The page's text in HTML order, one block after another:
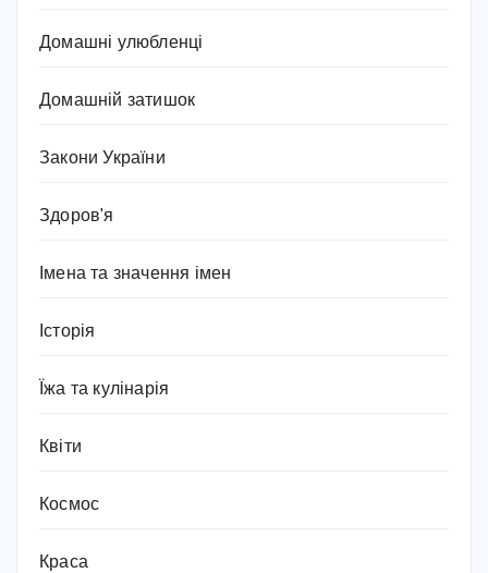
Домашні улюбленці
Домашній затишок
Закони України
Здоров'я
Імена та значення імен
Історія
Їжа та кулінарія
Квіти
Космос
Краса